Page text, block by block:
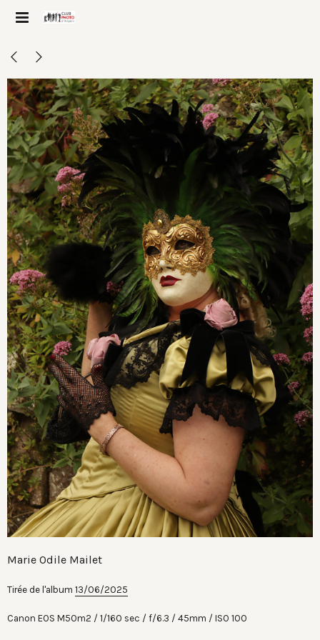
Marie Odile Mailet
Tirée de l'album 13/06/2025
Canon EOS M50m2 1/160 sec f/6.3 45mm ISO 100